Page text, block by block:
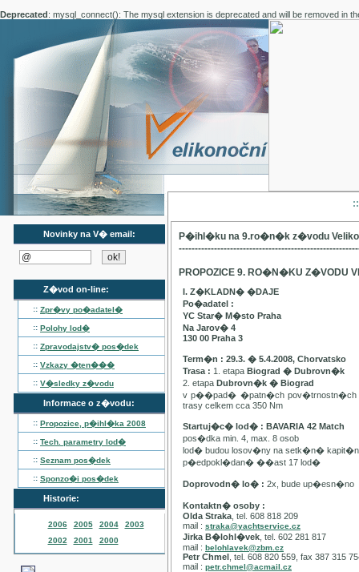
Deprecated: mysql_connect(): The mysql extension is deprecated and will be removed in
Novinky na V� email:
Z�vod on-line:
:: Zpr�vy po�adatel�
:: Polohy lod�
:: Zpravodajstv� pos�dek
:: Vzkazy �ten���
:: V�sledky z�vodu
Informace o z�vodu:
:: Propozice, p�ihl�ka 2008
:: Tech. parametry lod�
:: Seznam pos�dek
:: Sponzo�i pos�dek
Historie:
2006 2005 2004
2003
2002
2001 2000
P�ihl�ku na 9.ro�n�k z�vodu
PROPOZICE 9. RO�N�KU Z�VODU
I. Z�KLADN� �DAJE
Po�adatel :
YC Star� M�sto Praha
Na Jarov� 4
130 00 Praha 3
Term�n : 29.3. � 5.4.2008, Chorvatsko
Trasa : 1. etapa Biograd � Dubrovn�k
2. etapa Dubrovn�k � Biograd
v p��pad� �patn�ch pov�trnostn�ch
trasy celkem cca 350 Nm
Startuj�c� lod� : BAVARIA 42 Match
pos�dka min. 4, max. 8 osob
lod� budou losov�ny na setk�n�
p�edpokl�dan� ��ast 17 lod�
Doprovodn� lo� : 2x, bude up�esn�no
Kontaktn� osoby :
Olda Straka , tel. 608 818 209
mail : straka@yachtservice.cz
Jirka B�lohl�vek , tel. 602 281 817
mail : belohlavek@zbm.cz
Petr Chmel , tel. 608 820 559, fax 387 315
mail : petr.chmel@acmail.cz